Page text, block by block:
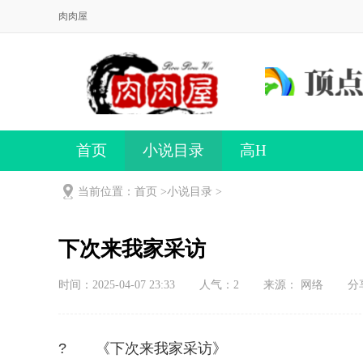
肉肉屋
首页 小说目录 高H
当前位置：首页 >小说目录 >
下次来我家采访
时间：2025-04-07 23:33 人气： 2 来源： 网络 分
? 《下次来我家采访》